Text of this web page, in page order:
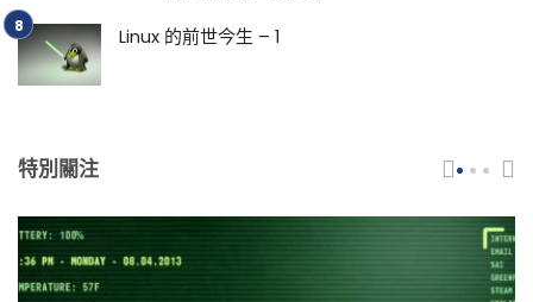
Linux 的前世今生 – 1
特別關注